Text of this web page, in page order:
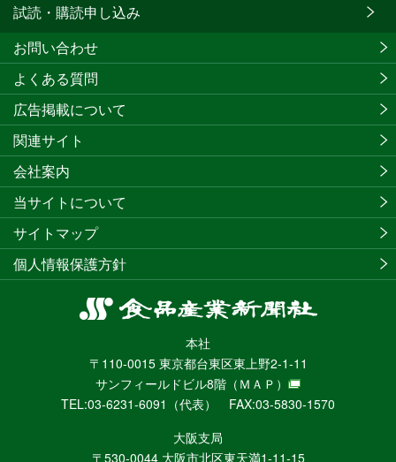
試読・購読申し込み
食
産
業
新
聞
社
ニ
本社
〒110-0015 東京都台東区東上野2-1-11
サンフィールドビル8階 （ＭＡＰ）
TEL:03-6231-6091（代表） FAX:03-5830-1570
大阪支局
〒530-0044 大阪市北区東天満1-11-15
お問い合わせ
よくある質問
広告掲載について
関連サイト
会社案内
当サイトについて
サイトマップ
個人情報保護方針